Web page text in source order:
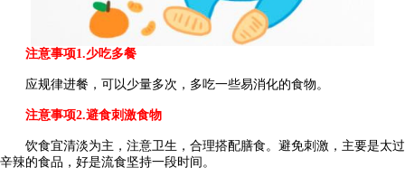
注意事项1.少吃多餐
应规律进餐，可以少量多次，多吃一些易消化的食物。
注意事项2.避食刺激食物
饮食宜清淡为主，注意卫生，合理搭配膳食。避免刺激，主要是太过
辛辣的食品，好是流食坚持一段时间。